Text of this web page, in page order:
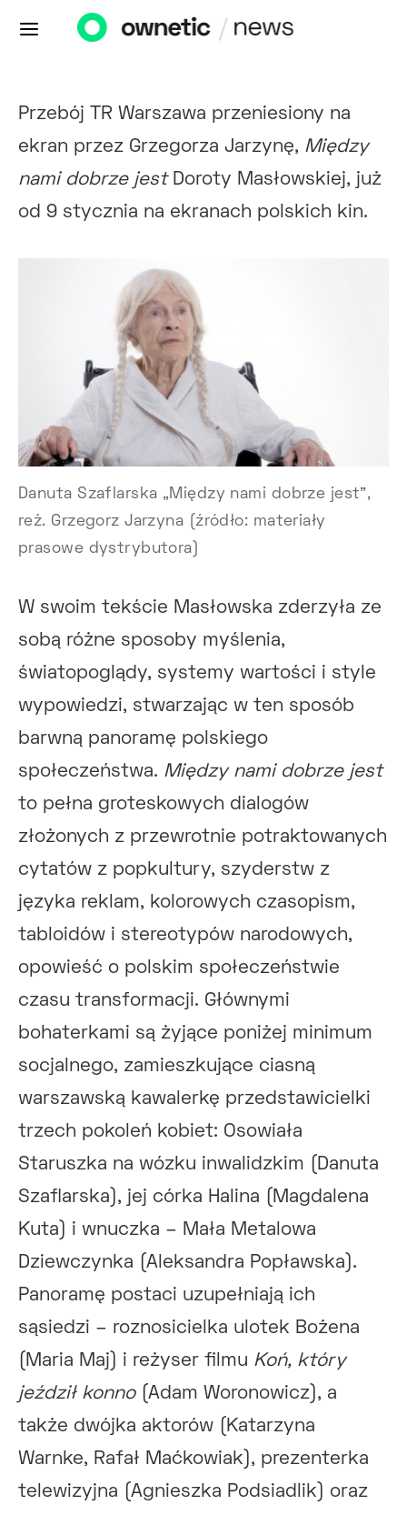
Przebój TR Warszawa przeniesiony na
ekran przez Grzegorza Jarzynę, Między
nami dobrze jestDoroty Masłowskiej, już
od 9 stycznia na ekranach polskich kin.
Danuta Szaflarska „Między nami dobrze jest”,
reż. Grzegorz Jarzyna (źródło: materiały
prasowe dystrybutora)
W swoim tekście Masłowska zderzyła ze
sobą różne sposoby myślenia,
światopoglądy, systemy wartości i style
wypowiedzi, stwarzając w ten sposób
barwną panoramę polskiego
społeczeństwa. Między nami dobrze jest
to pełna groteskowych dialogów
złożonych z przewrotnie potraktowanych
cytatów z popkultury, szyderstw z
języka reklam, kolorowych czasopism,
tabloidów i stereotypów narodowych,
opowieść o polskim społeczeństwie
czasu transformacji. Głównymi
bohaterkami są żyjące poniżej minimum
socjalnego, zamieszkujące ciasną
warszawską kawalerkę przedstawicielki
trzech pokoleń kobiet: Osowiała
Staruszka na wózku inwalidzkim (Danuta
Szaflarska), jej córka Halina (Magdalena
Kuta) i wnuczka – Mała Metalowa
Dziewczynka (Aleksandra Popławska).
Panoramę postaci uzupełniają ich
sąsiedzi – roznosicielka ulotek Bożena
(Maria Maj) i reżyser filmu Koń, który
jeździł konno(Adam Woronowicz), a
także dwójka aktorów (Katarzyna
Warnke, Rafał Maćkowiak), prezenterka
telewizyjna (Agnieszka Podsiadlik) oraz